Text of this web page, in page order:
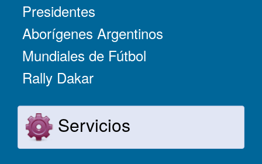
Presidentes
Aborígenes Argentinos
Mundiales de Fútbol
Rally Dakar
Servicios